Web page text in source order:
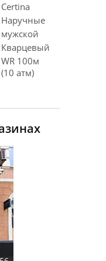
Certina
Наручные
мужской
Кварцевый
WR 100м
(10 атм)